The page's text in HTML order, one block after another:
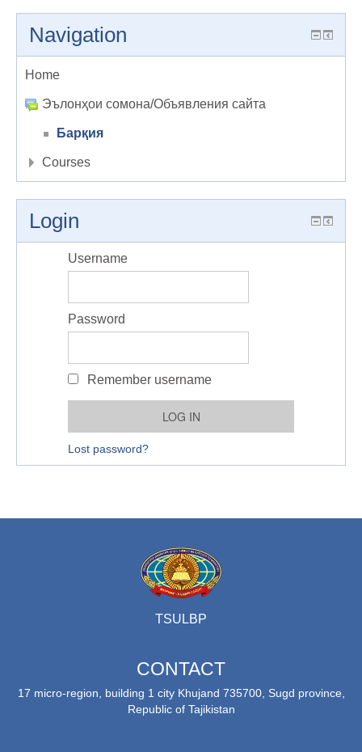
Navigation
Home
Эълонҳои сомона/Объявления сайта
Барқия
Courses
Login
Username
Password
Remember username
Lost password?
TSULBP
CONTACT
17 micro-region, building 1 city Khujand 735700, Sugd province,
Republic of Tajikistan